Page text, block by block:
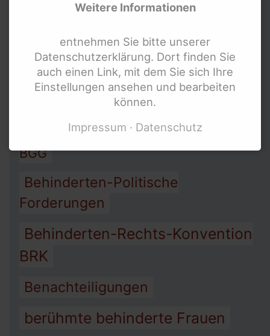
Behandlungs-Gesetz AGG
Arbeit Armut Assistenz
Barriere-Freiheit
Behinderten-Gleichstellungs-Gesetz
BGG
Behinderten-Politische
Forderungen
Behinderten-Rechts-Konvention
BRK
Benachteiligungen
berühmte behinderte Frauen
Weitere Informationen
entnehmen Sie bitte unserer
Datenschutzerklärung. Dort finden Sie
auch einen Link, mit dem Sie sich Ihre
Einstellungen ansehen und bearbeiten
können.
Impressum
Datenschutz